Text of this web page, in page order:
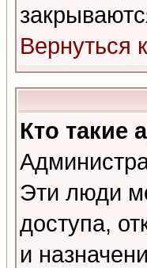
Вернуться
Кто такие
Эти люди
доступа,
и